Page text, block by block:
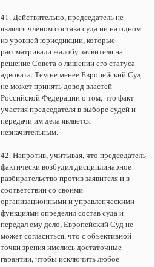
41. Действительно, председатель не
являлся членом состава суда ни на одном
из уровней юрисдикции, которые
рассматривали жалобу заявителя на
решение Совета о лишении его статуса
адвоката. Тем не менее Европейский Суд
не может принять довод властей
Российской Федерации о том, что факт
участия председателя в выборе судей и
передачи им дела является
незначительным.
42. Напротив, учитывая, что председатель
фактически возбудил дисциплинарное
разбирательство против заявителя и в
соответствии со своими
организационными и управленческими
функциями определил состав суда и
передал ему дело, Европейский Суд не
может согласиться, что с объективной
точки зрения имелись достаточные
гарантии, чтобы исключить любое